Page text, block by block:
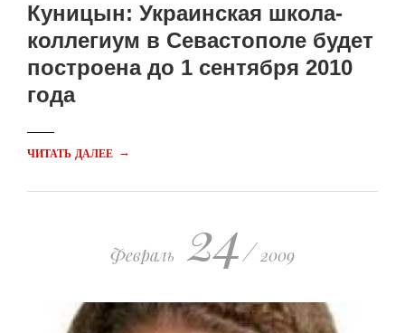
Куницын: Украинская школа-
коллегиум в Севастополе будет
построена до 1 сентября 2010
года
ЧИТАТЬ ДАЛЕЕ →
Февраль 24/ 2009